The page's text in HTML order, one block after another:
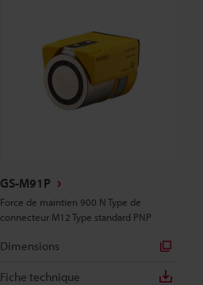
GS-M91P
Force de maintien 900 N Type de
connecteur M12 Type standard PNP
Dimensions
Fiche technique